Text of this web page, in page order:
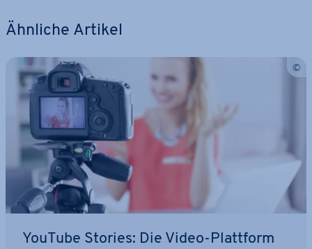
Ähnliche Artikel
YouTube Stories: Die Video-Plattform